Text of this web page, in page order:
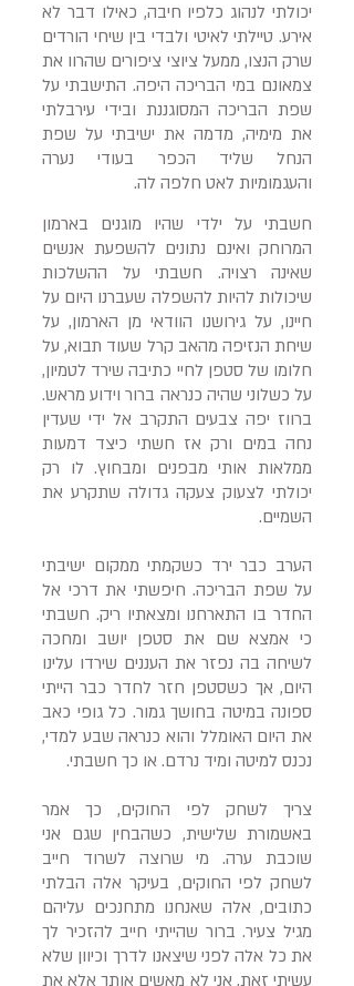
יכולתי לנהוג כלפיו חיבה, כאילו דבר לא
אירע. טיילתי לאיטי ולבדי בין שיחי הורדים
שרק הנצו, ממעל ציוצי ציפורים שהרוו את
צמאונם במי הבריכה היפה. התישבתי על
שפת הבריכה המסוגננת ובידי עירבלתי
את מימיה, מדמה את ישיבתי על שפת
הנחל שליד הכפר בעודי נערה
והעגמומיות לאט חלפה לה.
חשבתי על ילדי שהיו מוגנים בארמון
המרוחק ואינם נתונים להשפעת אנשים
שאינה רצויה. חשבתי על ההשלכות
שיכולות להיות להשפלה שעברנו היום על
חיינו, על גירושנו הוודאי מן הארמון, על
שיחת הנזיפה מהאב קרל שעוד תבוא, על
חלומו של סטפן לחיי כתיבה שירד לטמיון,
על כשלוני שהיה כנראה ברור וידוע מראש.
ברווז יפה צבעים התקרב אל ידי שעדין
נחה במים ורק אז חשתי כיצד דמעות
ממלאות אותי מבפנים ומבחוץ. לו רק
יכולתי לצעוק צעקה גדולה שתקרע את
השמיים.
הערב כבר ירד כשקמתי ממקום ישיבתי
על שפת הבריכה. חיפשתי את דרכי אל
החדר בו התארחנו ומצאתיו ריק. חשבתי
כי אמצא שם את סטפן יושב ומחכה
לשיחה בה נפזר את העננים שירדו עלינו
היום, אך כשסטפן חזר לחדר כבר הייתי
ספונה במיטה בחושך גמור. כל גופי כאב
את היום האומלל והוא כנראה שבע למדי,
נכנס למיטה ומיד נרדם. או כך חשבתי.
צריך לשחק לפי החוקים, כך אמר
באשמורת שלישית, כשהבחין שגם אני
שוכבת ערה. מי שרוצה לשרוד חייב
לשחק לפי החוקים, בעיקר אלה הבלתי
כתובים, אלה שאנחנו מתחנכים עליהם
מגיל צעיר. ברור שהייתי חייב להזכיר לך
את כל אלה לפני שיצאנו לדרך וכיוון שלא
עשיתי זאת, אני לא מאשים אותך אלא את